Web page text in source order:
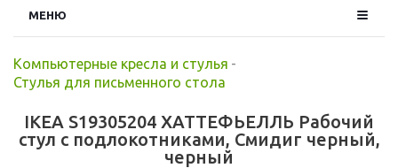
МЕНЮ
Компьютерные кресла и стулья -
Стулья для письменного стола
IKEA S19305204 ХАТТЕФЬЕЛЛЬ Рабочий
стул с подлокотниками, Смидиг черный,
черный